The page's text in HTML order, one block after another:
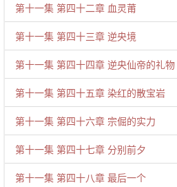
第十一集 第四十二章 血灵莆
第十一集 第四十三章 逆央境
第十一集 第四十四章 逆央仙帝的礼物
第十一集 第四十五章 染红的散宝岩
第十一集 第四十六章 宗倔的实力
第十一集 第四十七章 分别前夕
第十一集 第四十八章 最后一个